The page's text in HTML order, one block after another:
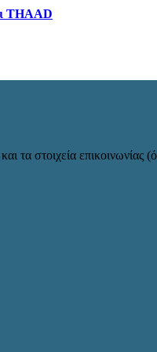
THAAD
τα στοιχεία επικοινωνίας